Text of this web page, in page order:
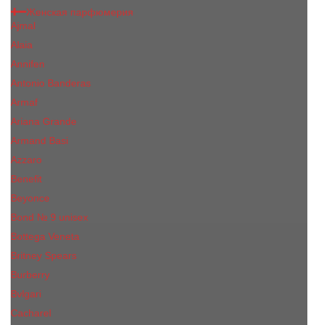
Женская парфюмерия
Ajmal
Alaia
Annifen
Antonio Banderas
Armaf
Ariana Grande
Armand Basi
Azzaro
Benefit
Beyonce
Bond № 9 unisex
Bottega Veneta
Britney Spears
Burberry
Bvlgari
Cacharel